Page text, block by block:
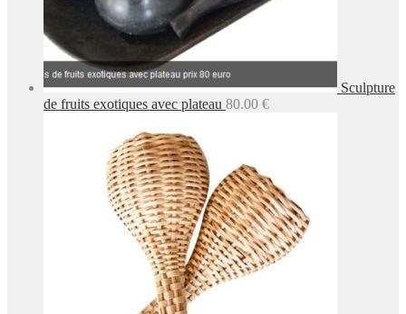
Sculpture
de fruits exotiques avec plateau 80.00 €